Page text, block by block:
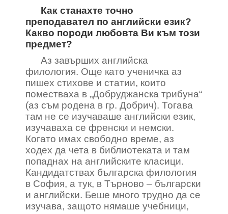
Как станахте точно
преподавател по английски език?
Какво породи любовта Ви към този
предмет?
Аз завърших английска
филология. Още като ученичка аз
пишех стихове и статии, които
поместваха в „Добруджанска трибуна“
(аз съм родена в гр. Добрич). Тогава
там не се изучаваше английски език,
изучаваха се френски и немски.
Когато имах свободно време, аз
ходех да чета в библиотеката и там
попаднах на английските класици.
Кандидатствах българска филология
в София, а тук, в Търново – български
и английски. Беше много трудно да се
изучава, защото нямаше учебници,